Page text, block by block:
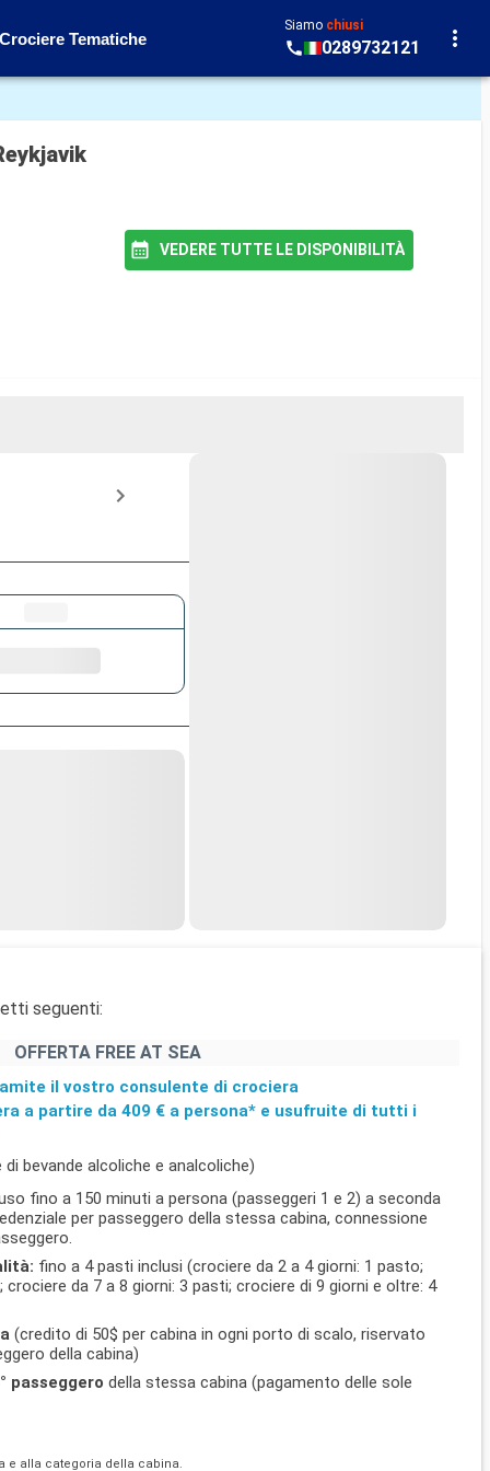
Crociere Tematiche
Siamo chiusi
0289732121
VEDERE TUTTE LE DISPONIBILITÀ
seguenti:
OFFERTA FREE AT SEA
il vostro consulente di crociera
a partire da 409 € a persona* e usufruite di tutti i
di bevande alcoliche e analcoliche)
fino a 150 minuti a persona (passeggeri 1 e 2) a seconda
per passeggero della stessa cabina, connessione
fino a 4 pasti inclusi (crociere da 2 a 4 giorni: 1 pasto;
da 7 a 8 giorni: 3 pasti; crociere di 9 giorni e oltre: 4
(credito di 50$ per cabina in ogni porto di scalo, riservato
della cabina)
passeggero della stessa cabina (pagamento delle sole
e alla categoria della cabina.